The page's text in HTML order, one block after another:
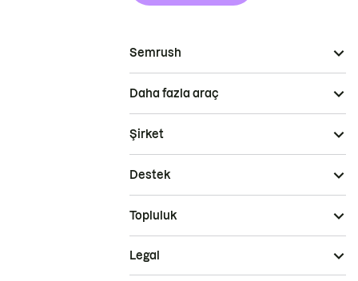
Semrush
Daha fazla araç
Şirket
Destek
Topluluk
Legal